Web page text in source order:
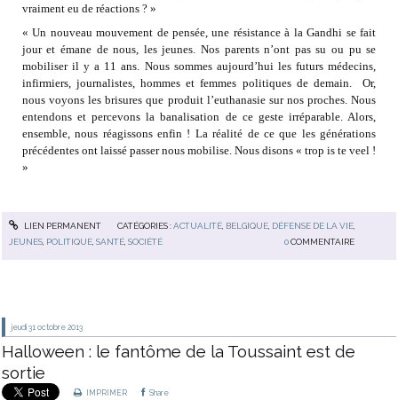
vraiment eu de réactions ? »
« Un nouveau mouvement de pensée, une résistance à la Gandhi se fait
jour et émane de nous, les jeunes. Nos parents n’ont pas su ou pu se
mobiliser il y a 11 ans. Nous sommes aujourd’hui les futurs médecins,
infirmiers, journalistes, hommes et femmes politiques de demain. Or,
nous voyons les brisures que produit l’euthanasie sur nos proches. Nous
entendons et percevons la banalisation de ce geste irréparable. Alors,
ensemble, nous réagissons enfin ! La réalité de ce que les générations
précédentes ont laissé passer nous mobilise. Nous disons « trop is te veel !
»
LIEN PERMANENT CATÉGORIES :ACTUALITÉ, BELGIQUE, DÉFENSE DE LA VIE,
JEUNES, POLITIQUE,SANTÉ,SOCIÉTÉ 0 COMMENTAIRE
jeudi 31 octobre 2013
Halloween : le fantôme de la Toussaint est de
sortie
IMPRIMER Share